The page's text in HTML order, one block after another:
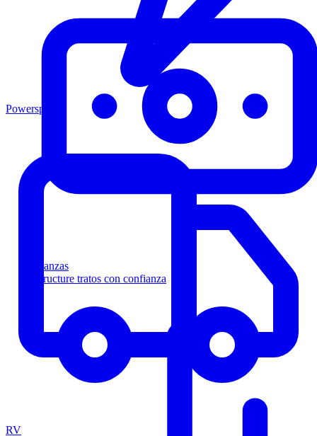
Finanzas
Estructure tratos con confianza
Powersports
RV